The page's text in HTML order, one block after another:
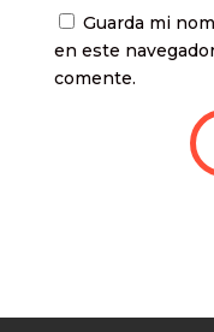
Guarda mi
en este
comente.